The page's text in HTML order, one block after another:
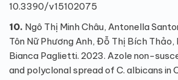
10.3390/v15102075
10. Ngô Thị Minh Châu, Antonella
Tôn Nữ Phương Anh, Đỗ Thị Bích Thảo,
Bianca Paglietti. 2023. Azole non-
and polyclonal spread of C. albicans in